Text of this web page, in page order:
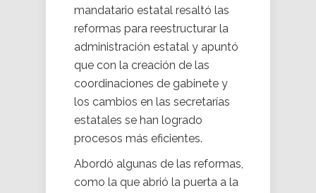
mandatario estatal resaltó las
reformas para reestructurar la
administración estatal y apuntó
que con la creación de las
coordinaciones de gabinete y
los cambios en las secretarías
estatales se han logrado
procesos más eficientes.
Abordó algunas de las reformas,
como la que abrió la puerta a la